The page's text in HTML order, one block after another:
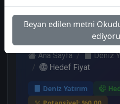
Salı, 05 Eylül 2023
Ana Sayfa Deniz
Hedef Fiyat
Deniz Yatırım
Beyan edilen metni Okudum,